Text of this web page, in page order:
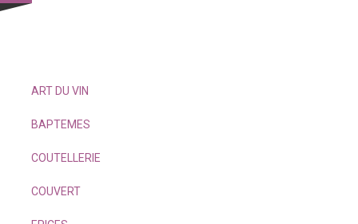
ART DU VIN
BAPTEMES
COUTELLERIE
COUVERT